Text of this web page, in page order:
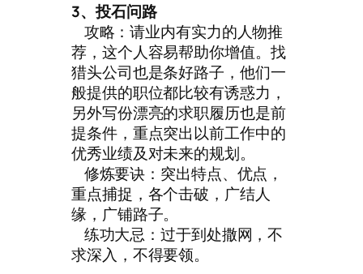
3、投石问路
攻略：请业内有实力的人物推
荐，这个人容易帮助你增值。找
猎头公司也是条好路子，他们一
般提供的职位都比较有诱惑力，
另外写份漂亮的求职履历也是前
提条件，重点突出以前工作中的
优秀业绩及对未来的规划。
修炼要诀：突出特点、优点，
重点捕捉，各个击破，广结人
缘，广铺路子。
练功大忌：过于到处撒网，不
求深入，不得要领。